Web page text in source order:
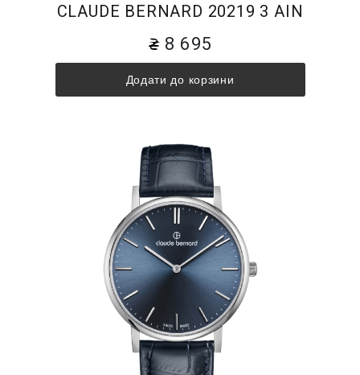
CLAUDE BERNARD 20219 3 AIN
8 695
Додати до корзини